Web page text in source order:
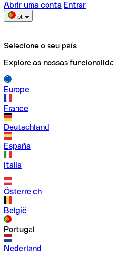
Abrir uma conta Entrar
pt
Selecione o seu país
Explore as nossas
Europe
France
Deutschland
España
Italia
Österreich
België
Portugal
Nederland